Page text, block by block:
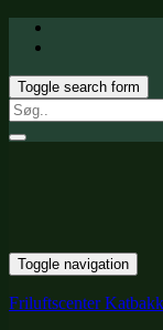
Toggle search form
Search
for:
Toggle navigation
Friluftscenter